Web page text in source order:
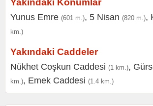
Yakındaki Konumlar
Yunus Emre (601 m.), 5 Nisan (820 m.),
km.)
Yakındaki Caddeler
Nükhet Coşkun Caddesi (1 km.),
km.), Emek Caddesi (1.4 km.)